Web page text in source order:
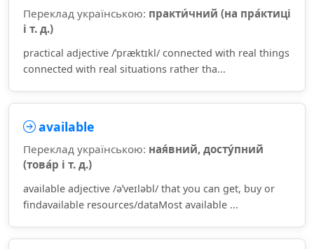
Переклад українською: практи́чний (на пра́ктиці
і т. д.)
practical adjective /ˈpræktɪkl/ connected with real things
connected with real situations rather tha...
available
Переклад українською: ная́вний, досту́пний
(това́р і т. д.)
available adjective /əˈveɪləbl/ that you can get, buy or
findavailable resources/dataMost available ...